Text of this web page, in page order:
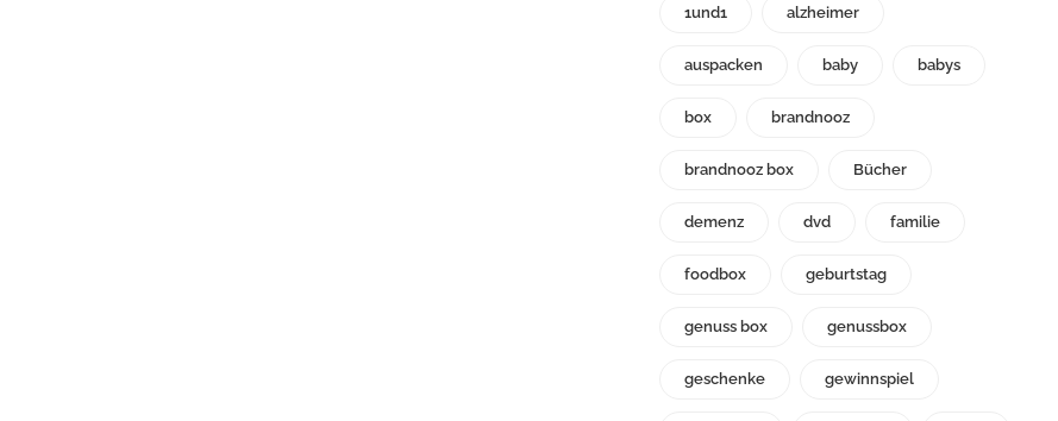
1und1 alzheimer
auspacken baby babys
box brandnooz
brandnooz box Bücher
demenz dvd familie
foodbox geburtstag
genuss box genussbox
geschenke gewinnspiel